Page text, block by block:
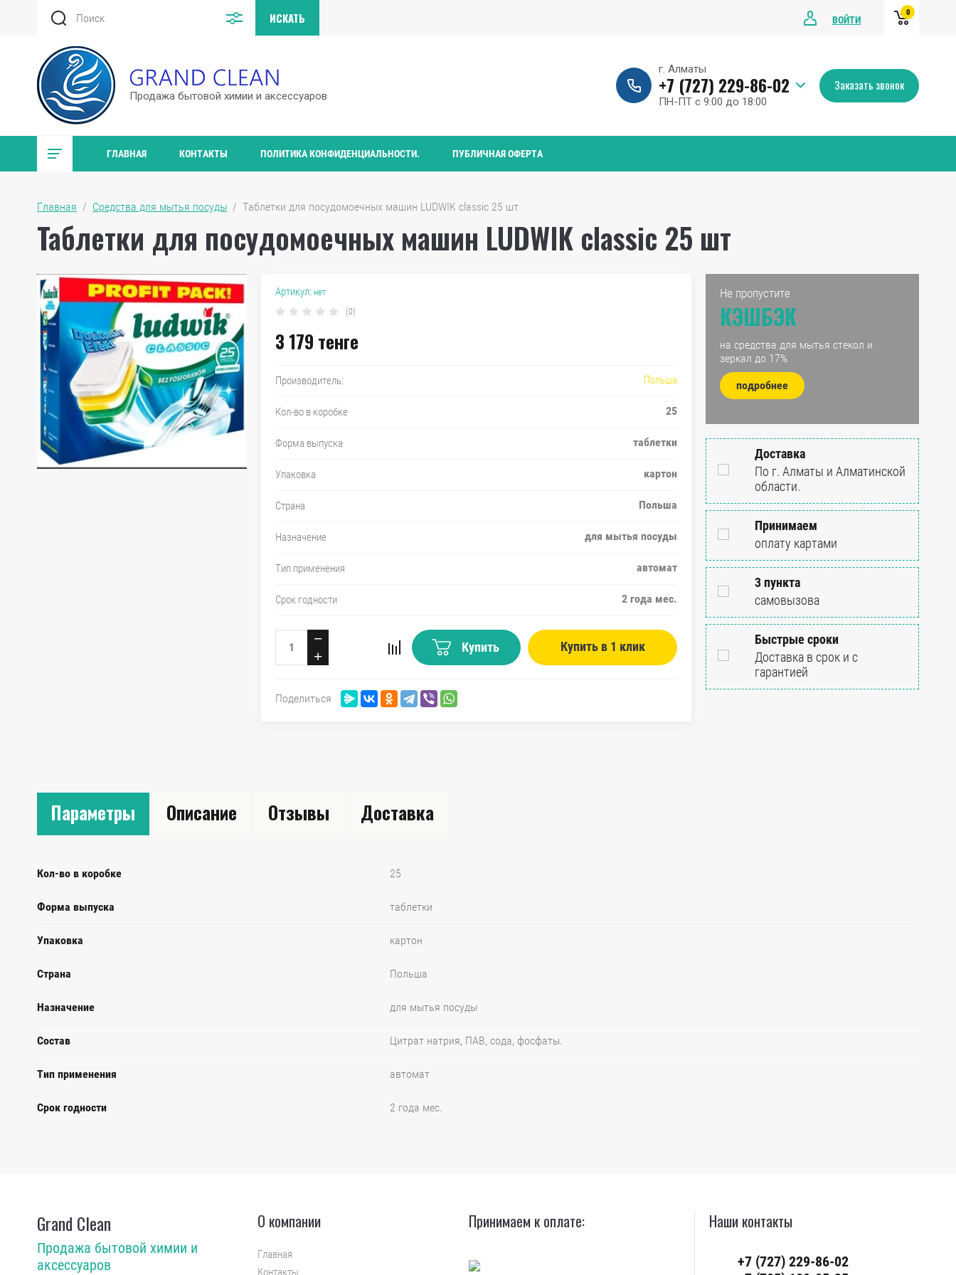
ВОЙТИ
0
Продажа бытовой химии и аксессуаров
г. Алматы
+7 (727) 229-86-02
ПН-ПТ с 9:00 до 18:00
Заказать звонок
ГЛАВНАЯ КОНТАКТЫ ПОЛИТИКА КОНФИДЕНЦИАЛЬНОСТИ. ПУБЛИЧНАЯ ОФЕРТА
Главная
  /
Средства для мытья посуды
  /  Таблетки для посудомоечных машин LUDWIK classic 25 шт
Таблетки для посудомоечных машин LUDWIK classic 25 шт
Артикул: нет
(0)
3 179 тенге
Производитель: Польша
Кол-во в коробке 25
Форма выпуска таблетки
Упаковка картон
Страна Польша
Назначение для мытья посуды
Тип применения автомат
Срок годности 2 года мес.
−
+
Купить Купить в 1 клик
Поделиться
Не пропустите
КЭШБЭК
на средства для мытья стекол и
зеркал до 17%
подробнее
Доставка
По г. Алматы и Алматинской
области.
Принимаем
оплату картами
3 пункта
самовызова
Быстрые сроки
Доставка в срок и с
гарантией
Параметры Описание Отзывы Доставка
Кол-во в коробке 25
Форма выпуска таблетки
Упаковка картон
Страна Польша
Назначение для мытья посуды
Состав Цитрат натрия, ПАВ, сода, фосфаты.
Тип применения автомат
Срок годности 2 года мес.
Grand Clean
Продажа бытовой химии и
аксессуаров
О компании
Главная
Контакты
Принимаем к оплате: Наши контакты
+7 (727) 229-86-02